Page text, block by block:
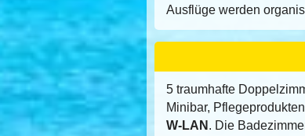
Ausflüge werden
5 traumhafte
Minibar,
W-LAN . Die